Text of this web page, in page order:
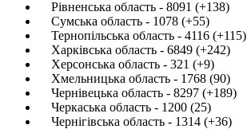
Рівненська область - 8091 (+138)
Сумська область - 1078 (+55)
Тернопільська область - 4116 (+115)
Харківська область - 6849 (+242)
Херсонська область - 321 (+9)
Хмельницька область - 1768 (90)
Чернівецька область - 8297 (+189)
Черкаська область - 1200 (25)
Чернігівська область - 1314 (+36)